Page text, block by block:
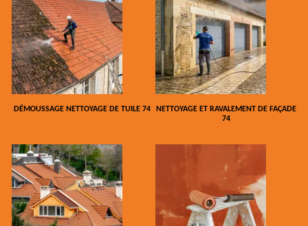
DÉMOUSSAGE NETTOYAGE DE TUILE 74
NETTOYAGE ET RAVALEMENT DE FAÇADE
74